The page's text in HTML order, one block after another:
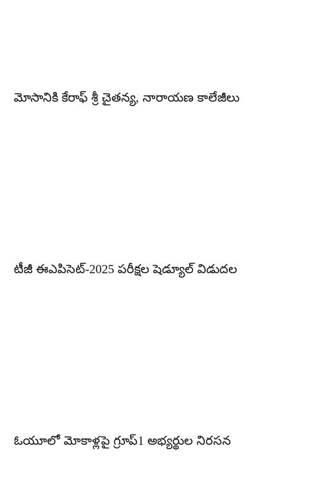
మోసానికి కేరాఫ్ శ్రీ చైతన్య, నారాయణ కాలేజీలు
టీజీ ఈఎపిసెట్‌-2025 పరీక్షల షెడ్యూల్‌ విడుదల
ఓయూలో మోకాళ్లపై గ్రూప్1 అభ్యర్థుల నిరసన